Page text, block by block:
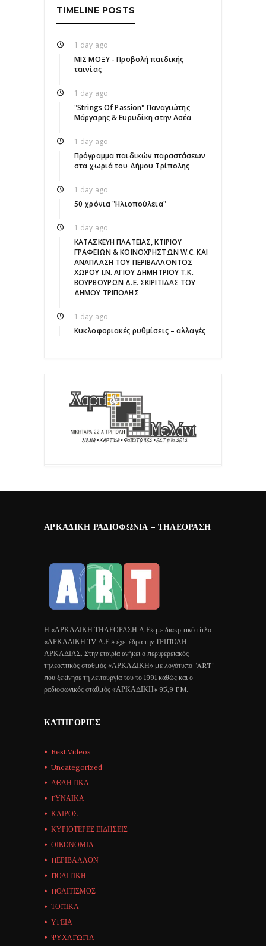
TIMELINE POSTS
1 day ago
ΜΙΣ ΜΟΞΥ - Προβολή παιδικής
ταινίας
1 day ago
"Strings Of Passion" Παναγιώτης
Μάργαρης & Ευρυδίκη στην Ασέα
1 day ago
Πρόγραμμα παιδικών παραστάσεων
στα χωριά του Δήμου Τρίπολης
1 day ago
50 χρόνια "Ηλιοπούλεια"
1 day ago
ΚΑΤΑΣΚΕΥΗ ΠΛΑΤΕΙΑΣ, ΚΤΙΡΙΟΥ
ΓΡΑΦΕΙΩΝ & ΚΟΙΝΟΧΡΗΣΤΩΝ W.C. ΚΑΙ
ΑΝΑΠΛΑΣΗ ΤΟΥ ΠΕΡΙΒΑΛΛΟΝΤΟΣ
ΧΩΡΟΥ Ι.Ν. ΑΓΙΟΥ ΔΗΜΗΤΡΙΟΥ Τ.Κ.
ΒΟΥΡΒΟΥΡΩΝ Δ.Ε. ΣΚΙΡΙΤΙΔΑΣ ΤΟΥ
ΔΗΜΟΥ ΤΡΙΠΟΛΗΣ
1 day ago
Κυκλοφοριακές ρυθμίσεις – αλλαγές
ΑΡΚΑΔΙΚΉ ΡΑΔΙΟΦΩΝΊΑ – ΤΗΛΕΌΡΑΣΗ
Η «ΑΡΚΑΔΙΚΗ ΤΗΛΕΟΡΑΣΗ Α.Ε» με διακριτικό τίτλο
«ΑΡΚΑΔΙΚΗ ΤV Α.Ε.» έχει έδρα την ΤΡΙΠΟΛΗ
ΑΡΚΑΔΙΑΣ. Στην εταιρία ανήκει ο περιφερειακός
τηλεοπτικός σταθμός «ΑΡΚΑΔΙΚΗ» με λογότυπο “ART”
που ξεκίνησε τη λειτουργία του το 1991 καθώς και ο
ραδιοφωνικός σταθμός «ΑΡΚΑΔΙΚΗ» 95,9 FM.
ΚΑΤΗΓΟΡΊΕΣ
Best Videos
Uncategorized
ΑΘΛΗΤΙΚΑ
ΓΥΝΑΙΚΑ
ΚΑΙΡΟΣ
ΚΥΡΙΟΤΕΡΕΣ ΕΙΔΗΣΕΙΣ
ΟΙΚΟΝΟΜΙΑ
ΠΕΡΙΒΑΛΛΟΝ
ΠΟΛΙΤΙΚΗ
ΠΟΛΙΤΙΣΜΟΣ
ΤΟΠΙΚΑ
ΥΓΕΙΑ
ΨΥΧΑΓΩΓΙΑ